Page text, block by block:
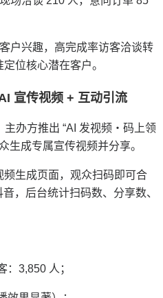
户兴趣，高完成率访客洽谈转
位核心潜在客户。
宣传视频 + 互动引流
主办方推出 “AI 发视频・码上领
生成专属宣传视频并分享。
频生成页面，观众扫码即可合
，后台统计扫码数、分享数、
： 3,850 人；